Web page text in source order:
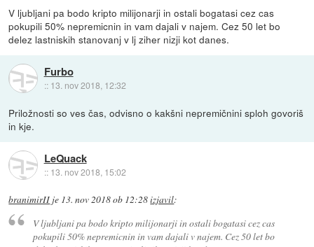
V ljubljani pa bodo kripto milijonarji in ostali bogatasi cez cas
pokupili 50% nepremicnin in vam dajali v najem. Cez 50 let bo
delez lastniskih stanovanj v lj ziher nizji kot danes.
Furbo
:: 13. nov 2018, 12:32
Priložnosti so ves čas, odvisno o kakšni nepremičnini sploh govoriš
in kje.
LeQuack
:: 13. nov 2018, 15:02
branimirII je 13. nov 2018 ob 12:28izjavil:
V ljubljani pa bodo kripto milijonarji in ostali bogatasi cez cas
pokupili 50% nepremicnin in vam dajali v najem. Cez 50 let bo